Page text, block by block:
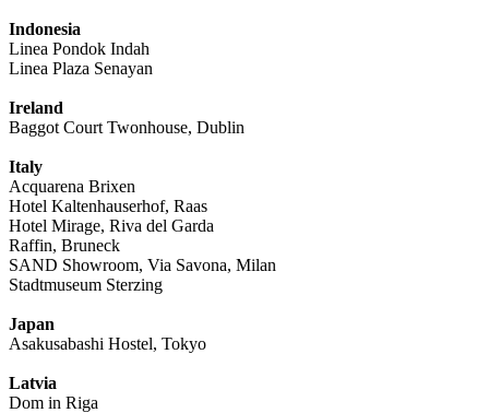
Indonesia
Linea Pondok Indah
Linea Plaza Senayan
Ireland
Baggot Court Twonhouse, Dublin
Italy
Acquarena Brixen
Hotel Kaltenhauserhof, Raas
Hotel Mirage, Riva del Garda
Raffin, Bruneck
SAND Showroom, Via Savona, Milan
Stadtmuseum Sterzing
Japan
Asakusabashi Hostel, Tokyo
Latvia
Dom in Riga